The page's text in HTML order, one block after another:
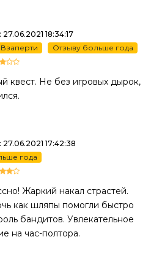
18:34:17
Отзыву больше года
квест. Не без игровых дырок,
27.06.2021 17:42:38
года
Жаркий накал страстей.
как шляпы помогли быстро
бандитов. Увлекательное
на час-полтора.